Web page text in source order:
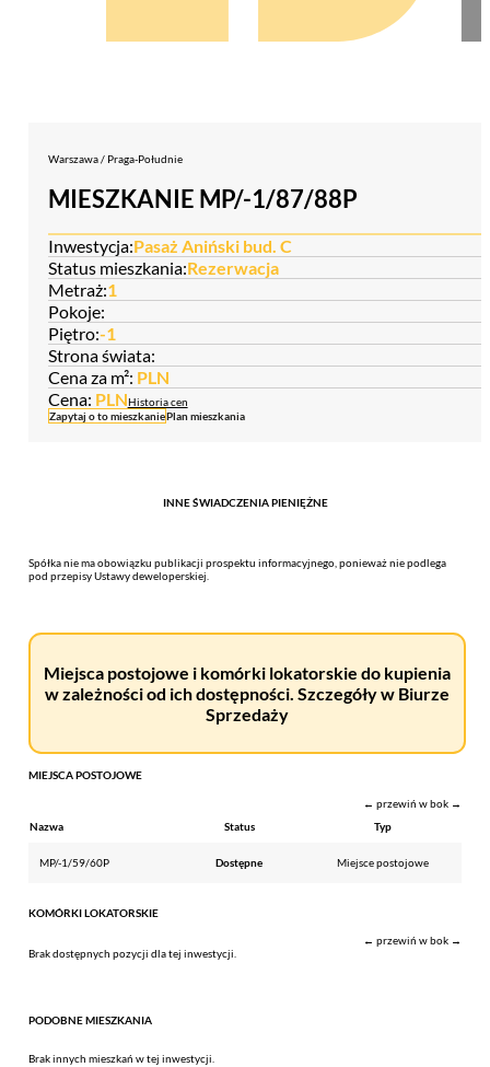
Warszawa / Praga-Południe
MIESZKANIE MP/-1/87/88P
Inwestycja:Pasaż Aniński bud. C
Status mieszkania:Rezerwacja
Metraż:1
Pokoje:
Piętro:-1
Strona świata:
Cena za m²: PLN
Cena: PLNHistoria cen
Zapytaj o to mieszkaniePlan mieszkania
INNE ŚWIADCZENIA PIENIĘŻNE
Spółka nie ma obowiązku publikacji prospektu informacyjnego, ponieważ nie podlega
pod przepisy Ustawy deweloperskiej.
Miejsca postojowe i komórki lokatorskie do kupienia
w zależności od ich dostępności. Szczegóły w Biurze
Sprzedaży
MIEJSCA POSTOJOWE
← przewiń w bok →
Nazwa
Status Typ
MP/-1/59/60P Dostępne Miejsce postojowe
KOMÓRKI LOKATORSKIE
← przewiń w bok →
Brak dostępnych pozycji dla tej inwestycji.
PODOBNE MIESZKANIA
Brak innych mieszkań w tej inwestycji.